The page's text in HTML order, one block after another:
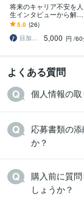
将来のキャリア不安を人
生インタビューから解消
します ありたい姿を描い
て実現に至るまで一気通
貫で伴走します
5.0 (26)
目加多龍_転職／キャリアコンサルタント
5,000 円 /60
よくある質問
個人情報の
応募書類の
か？
購入前に質
しょうか？